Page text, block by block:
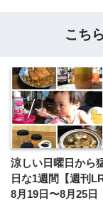
こち
涼しい日曜日から
日な1週間【週刊
8月19日〜8月25日